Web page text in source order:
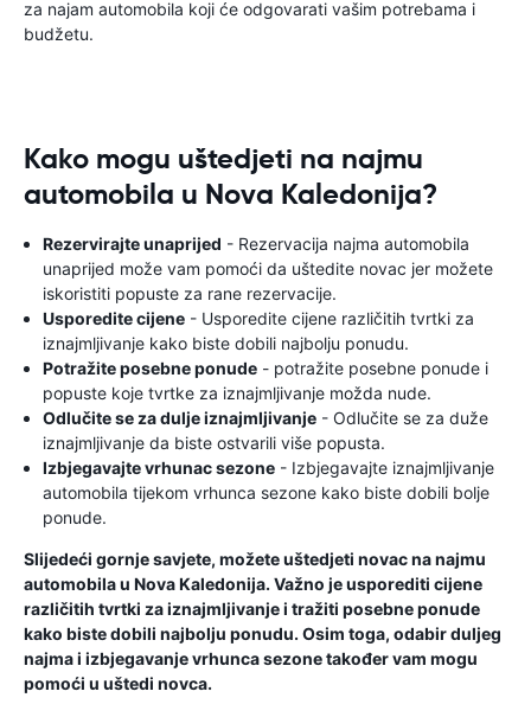
za najam automobila koji će odgovarati vašim potrebama i
budžetu.
Kako mogu uštedjeti na najmu
automobila u Nova Kaledonija?
Rezervirajte unaprijed - Rezervacija najma automobila
unaprijed može vam pomoći da uštedite novac jer možete
iskoristiti popuste za rane rezervacije.
Usporedite cijene - Usporedite cijene različitih tvrtki za
iznajmljivanje kako biste dobili najbolju ponudu.
Potražite posebne ponude - potražite posebne ponude i
popuste koje tvrtke za iznajmljivanje možda nude.
Odlučite se za dulje iznajmljivanje - Odlučite se za duže
iznajmljivanje da biste ostvarili više popusta.
Izbjegavajte vrhunac sezone - Izbjegavajte iznajmljivanje
automobila tijekom vrhunca sezone kako biste dobili bolje
ponude.
Slijedeći gornje savjete, možete uštedjeti novac na najmu
automobila u Nova Kaledonija. Važno je usporediti cijene
različitih tvrtki za iznajmljivanje i tražiti posebne ponude
kako biste dobili najbolju ponudu. Osim toga, odabir duljeg
najma i izbjegavanje vrhunca sezone također vam mogu
pomoći u uštedi novca.